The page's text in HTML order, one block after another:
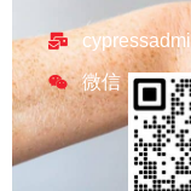
微信